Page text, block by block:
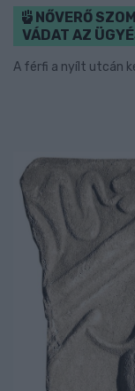
NŐVERŐ
VÁDAT AZ
A férfi a nyílt utcán